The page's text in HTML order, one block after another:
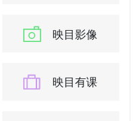
映目影像
映目有课